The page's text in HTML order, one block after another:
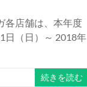
各店舗は、本年度
日（日）～ 2018年
続きを読む